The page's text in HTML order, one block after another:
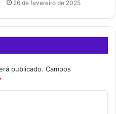
26 de fevereiro de 2025
publicado. Campos